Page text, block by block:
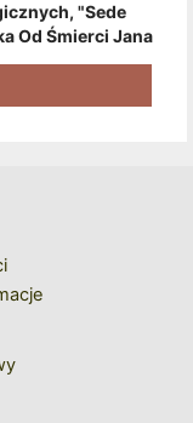
"Sede
Od Śmierci Jana
+ Zestaw 6
Rabatowy Na